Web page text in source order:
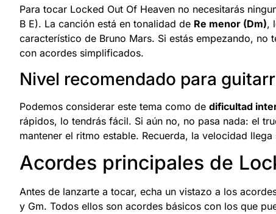
Para tocar Locked Out Of Heaven no necesitarás
B E). La canción está en tonalidad de Re menor (Dm),
característico de Bruno Mars. Si estás empezando, no
con acordes simplificados.
Nivel recomendado para
Podemos considerar este tema como de dificultad
rápidos, lo tendrás fácil. Si aún no, no pasa nada: el
mantener el ritmo estable. Recuerda, la velocidad
Acordes principales de
Antes de lanzarte a tocar, echa un vistazo a los
y Gm. Todos ellos son acordes básicos con los que